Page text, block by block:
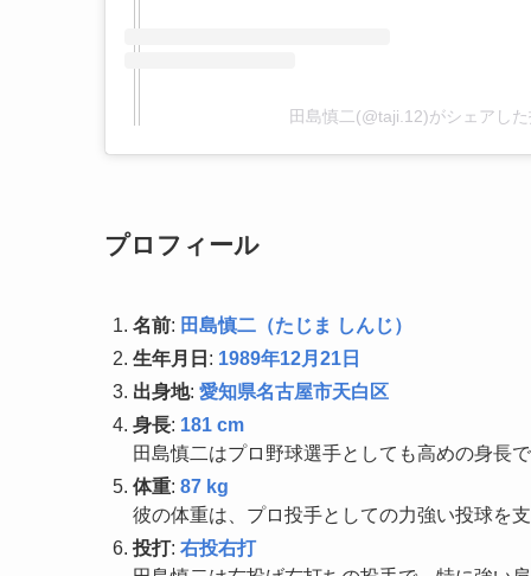
田島慎二(@taji.12)がシェアし
プロフィール
名前: 田島慎二（たじま しんじ）
生年月日 : 1989年12月21日
出身地: 愛知県名古屋市天白区
身長: 181 cm
田島慎二はプロ野球選手としても高めの身長
体重: 87 kg
彼の体重は、プロ投手としての力強い投球を
投打: 右投右打